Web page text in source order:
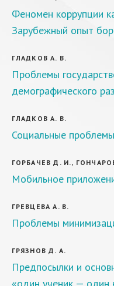
Феномен коррупции
Зарубежный опыт
ГЛАДКОВ А. В.
Проблемы
демографического
ГЛАДКОВ А. В.
Социальные
ГОРБАЧЕВ Д. И.,
Мобильное
ГРЕВЦЕВА А. В.
Проблемы
ГРЯЗНОВ Д. А.
Предпосылки и